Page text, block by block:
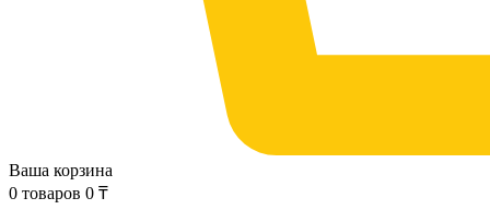
Ваша корзина
0 товаров 0 ₸